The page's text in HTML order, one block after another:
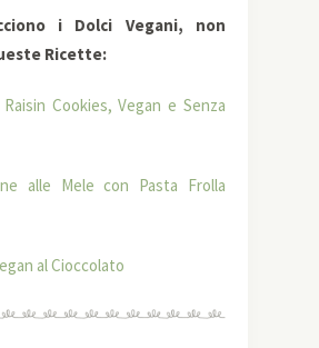
i Dolci Vegani, non
Ricette:
Cookies, Vegan e Senza
alle Mele con Pasta Frolla
al Cioccolato